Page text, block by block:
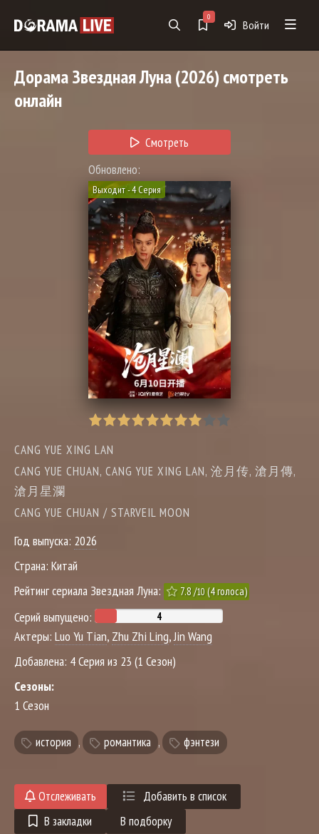
0
Войти
ДорамаЗвездная Луна(2026) смотреть
онлайн
Смотреть
Обновлено:
Выходит - 4 Серия
CANG YUE XING LAN
CANG YUE CHUAN, CANG YUE XING LAN, 沧月传, 滄月傳,
滄月星瀾
CANG YUE CHUAN / STARVEIL MOON
Год выпуска: 2026
Страна: Китай
Рейтинг сериала Звездная Луна:
7.8/10(4голоса)
Серий выпущено:
Актеры: Luo Yu Tian, Zhu Zhi Ling,Jin Wang
Добавлена: 4 Серия из 23 (1 Сезон)
Сезоны:
1 Сезон
история , романтика , фэнтези
Отслеживать
Добавить в список
В закладки
В подборку